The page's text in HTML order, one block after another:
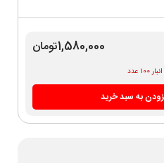
1,580,000تومان
عدد
به سبد خرید